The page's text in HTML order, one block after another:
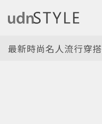
最新時尚名人流行穿搭